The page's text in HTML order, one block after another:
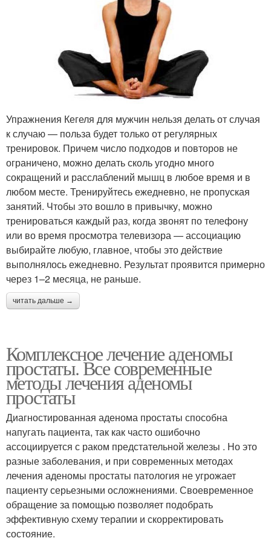
Упражнения Кегеля для мужчин нельзя делать от случая
к случаю — польза будет только от регулярных
тренировок. Причем число подходов и повторов не
ограничено, можно делать сколь угодно много
сокращений и расслаблений мышц в любое время и в
любом месте. Тренируйтесь ежедневно, не пропуская
занятий. Чтобы это вошло в привычку, можно
тренироваться каждый раз, когда звонят по телефону
или во время просмотра телевизора — ассоциацию
выбирайте любую, главное, чтобы это действие
выполнялось ежедневно. Результат проявится примерно
через 1–2 месяца, не раньше.
читать дальше →
Комплексное лечение аденомы
простаты. Все современные
методы лечения аденомы
простаты
Диагностированная аденома простаты способна
напугать пациента, так как часто ошибочно
ассоциируется с раком предстательной железы . Но это
разные заболевания, и при современных методах
лечения аденомы простаты патология не угрожает
пациенту серьезными осложнениями. Своевременное
обращение за помощью позволяет подобрать
эффективную схему терапии и скорректировать
состояние.